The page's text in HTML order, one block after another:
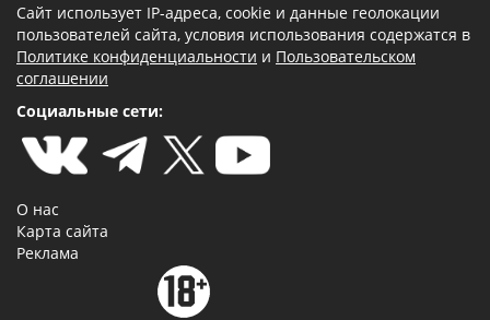
Сайт использует IP-адреса, cookie и данные геолокации
пользователей сайта, условия использования содержатся в
Политике конфиденциальности и Пользовательском
соглашении
Социальные сети:
О нас
Карта сайта
Реклама